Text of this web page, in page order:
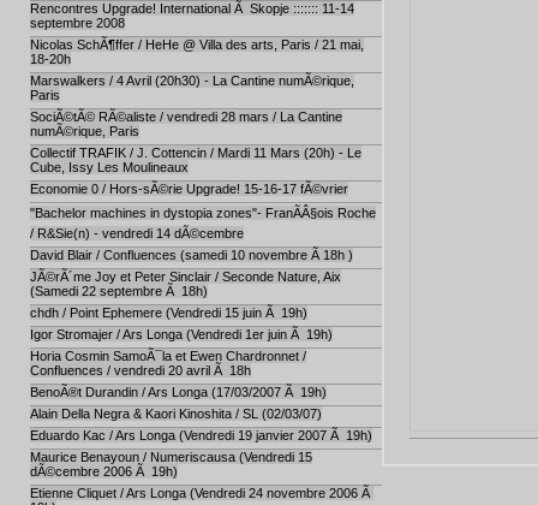
Rencontres Upgrade! International Ã Skopje ::::::: 11-14
septembre 2008
Nicolas SchÃ¶ffer / HeHe @ Villa des arts, Paris / 21 mai,
18-20h
Marswalkers / 4 Avril (20h30) - La Cantine numÃ©rique,
Paris
SociÃ©tÃ© RÃ©aliste / vendredi 28 mars / La Cantine
numÃ©rique, Paris
Collectif TRAFIK / J. Cottencin / Mardi 11 Mars (20h) - Le
Cube, Issy Les Moulineaux
Economie 0 / Hors-sÃ©rie Upgrade! 15-16-17 fÃ©vrier
"Bachelor machines in dystopia zones"- FranÃÂ§ois Roche
/ R&Sie(n) - vendredi 14 dÃ©cembre
David Blair / Confluences (samedi 10 novembre Ã 18h )
JÃ©rÃ´me Joy et Peter Sinclair / Seconde Nature, Aix
(Samedi 22 septembre Ã 18h)
chdh / Point Ephemere (Vendredi 15 juin Ã 19h)
Igor Stromajer / Ars Longa (Vendredi 1er juin Ã 19h)
Horia Cosmin SamoÃ¯la et Ewen Chardronnet /
Confluences / vendredi 20 avril Ã 18h
BenoÃ®t Durandin / Ars Longa (17/03/2007 Ã 19h)
Alain Della Negra & Kaori Kinoshita / SL (02/03/07)
Eduardo Kac / Ars Longa (Vendredi 19 janvier 2007 Ã 19h)
Maurice Benayoun / Numeriscausa (Vendredi 15
dÃ©cembre 2006 Ã 19h)
Etienne Cliquet / Ars Longa (Vendredi 24 novembre 2006 Ã